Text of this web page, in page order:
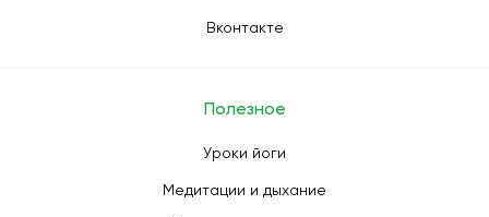
Вконтакте
Полезное
Уроки йоги
Медитации и дыхание